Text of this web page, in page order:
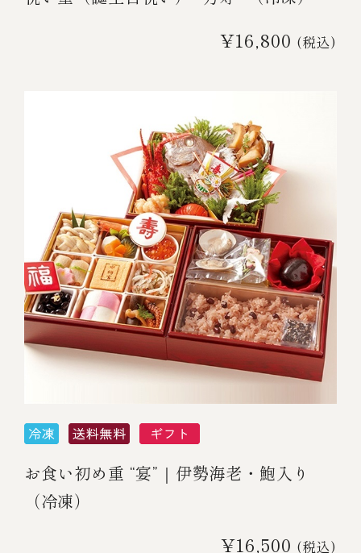
¥16,800 (税込)
お食い初め重 “宴”｜伊勢海老・鮑入り
（冷凍）
¥16,500 (税込)